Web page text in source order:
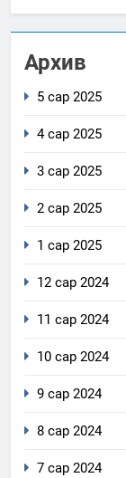
Архив
5 сар 2025
4 сар 2025
3 сар 2025
2 сар 2025
1 сар 2025
12 сар 2024
11 сар 2024
10 сар 2024
9 сар 2024
8 сар 2024
7 сар 2024